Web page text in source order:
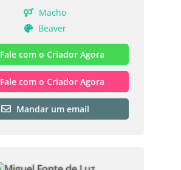
Macho
Beaver
Fale com o Criador Agora
Fale com o Criador Agora
Mandar um email